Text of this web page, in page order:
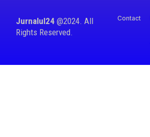
Jurnalul24 @2024. All
Rights Reserved.
Contact